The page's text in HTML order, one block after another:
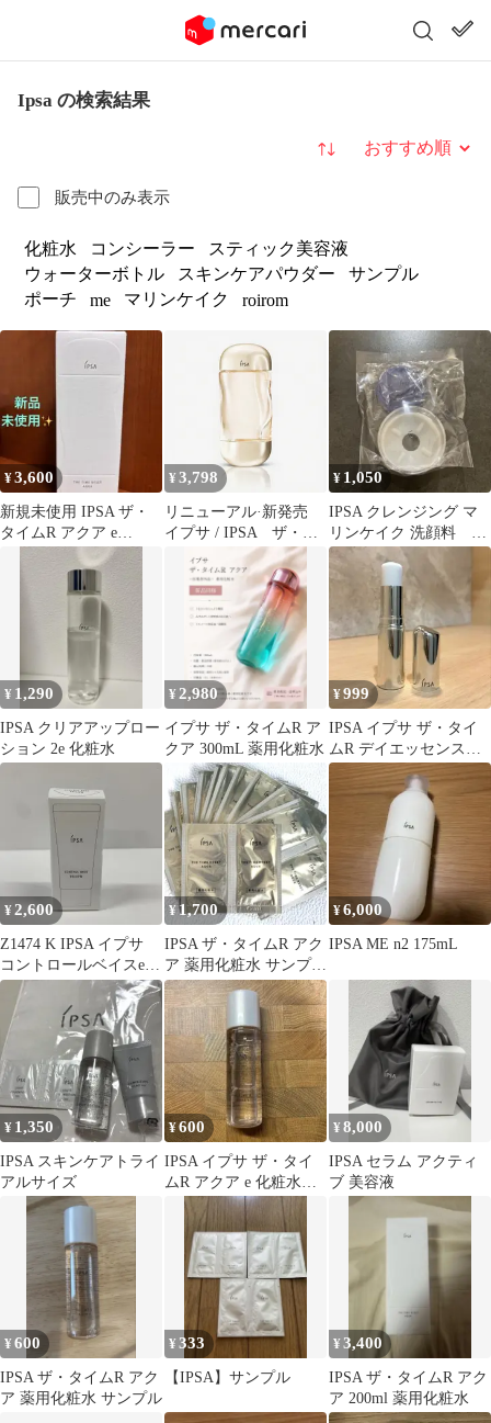
Ipsa の検索結果
販売中のみ表示
並び替え
化粧水 コンシーラー
スティック美容液
ウォーターボトル
スキンケアパウダー
サンプル
ポーチ
me マリンケイク roirom
¥3,600
新規未使用 IPSA ザ・
タイムR アクア e
¥3,798
リニューアル·新発売
イプサ / IPSA ザ・タ
イムR アクア e 本体
200mL
¥ 1,050
IPSA クレンジング マ
リンケイク 洗顔料
30g ケース付き
¥ 1,290
IPSA クリアアップロー
ション 2e 化粧水
¥ 2,980
イプサ ザ・タイムR ア
クア 300mL 薬用化粧水
¥999
IPSA イプサ ザ・タイ
ムR デイエッセンスス
ティック 美容液
¥2,600
Z1474 K IPSA イプサ
コントロールベイスe
YELLOW 20g SPF25
PA++【赤字覚悟】
¥ 1,700
IPSA ザ・タイムR アク
ア 薬用化粧水 サンプル
26包
¥6,000
IPSA ME n2 175mL
¥ 1,350
IPSA スキンケアトライ
アルサイズ
¥600
IPSA イプサ ザ・タイ
ムR アクア e 化粧水
30ml
¥8,000
IPSA セラム アクティ
ブ 美容液
¥600
IPSA ザ・タイムR アク
ア 薬用化粧水 サンプル
¥333
【IPSA】サンプル
¥3,400
IPSA ザ・タイムR アク
ア 200ml 薬用化粧水